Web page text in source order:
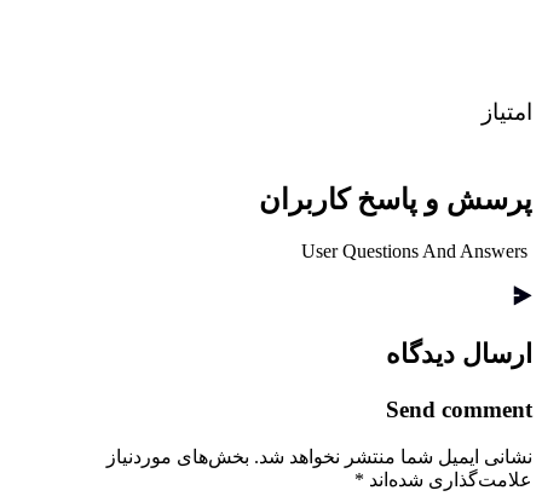
امتیاز
پرسش و پاسخ کاربران
ارسال دیدگاه
Send comment
نشانی ایمیل شما منتشر نخواهد شد. بخش‌های موردنیاز
علامت‌گذاری شده‌اند *